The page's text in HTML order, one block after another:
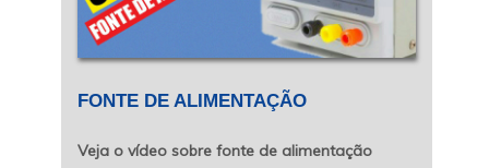
FONTE DE ALIMENTAÇÃO
Veja o vídeo sobre fonte de alimentação